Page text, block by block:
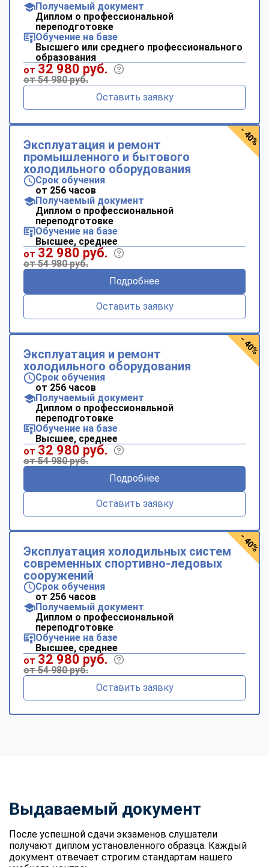
Получаемый документ
Диплом о профессиональной
переподготовке
Обучение на базе
Высшего или среднего профессионального
образования
от 32 980 руб.
от 54 980 руб.
Оставить заявку
Эксплуатация и ремонт
промышленного и бытового
холодильного оборудования
Срок обучения
от 256 часов
Получаемый документ
Диплом о профессиональной
переподготовке
Обучение на базе
Высшее, среднее
от 32 980 руб.
от 54 980 руб.
Подробнее
Оставить заявку
- 40%
Эксплуатация и ремонт
холодильного оборудования
Срок обучения
от 256 часов
Получаемый документ
Диплом о профессиональной
переподготовке
Обучение на базе
Высшее, среднее
от 32 980 руб.
от 54 980 руб.
Подробнее
Оставить заявку
- 40%
Эксплуатация холодильных систем
современных спортивно-ледовых
сооружений
Срок обучения
от 256 часов
Получаемый документ
Диплом о профессиональной
переподготовке
Обучение на базе
Высшее, среднее
от 32 980 руб.
от 54 980 руб.
Оставить заявку
- 40%
Выдаваемый документ
После успешной сдачи экзаменов слушатели
получают диплом установленного образца. Каждый
документ отвечает строгим стандартам нашего